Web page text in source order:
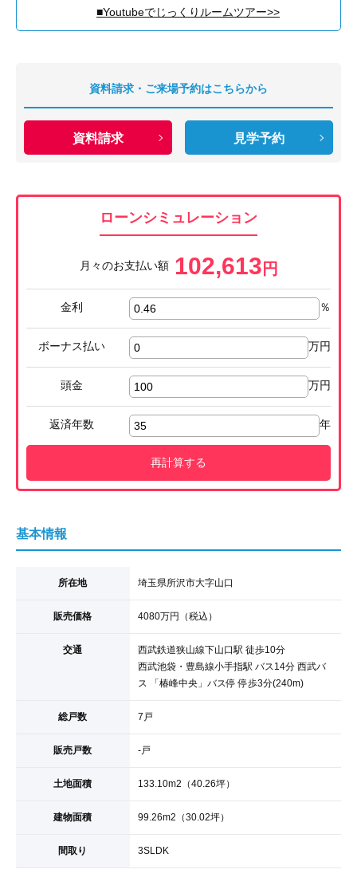
■Youtubeでじっくりルームツアー>>
資料請求・ご来場予約はこちらから
資料請求 見学予約
ローンシミュレーション
月々のお支払い額 102,613 円
金利 ％
ボーナス払い 万円
頭金 万円
返済年数 年
再計算する
基本情報
所在地 埼玉県所沢市大字山口
販売価格 4080万円 （税込）
交通 西武鉄道狭山線下山口駅 徒歩10分
西武池袋・豊島線小手指駅 バス14分 西武バ
ス
「椿峰中央」 バス停 停歩3分(240m)
総戸数 7戸
販売戸数 -戸
土地面積 133.10m2 （40.26坪）
建物面積 99.26m2 （30.02坪）
間取り 3SLDK